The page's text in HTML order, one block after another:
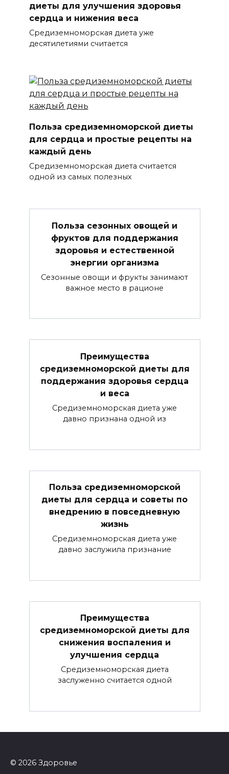
диеты для улучшения здоровья
сердца и нижения веса
Средиземноморская диета уже
десятилетиями считается
Польза средиземноморской диеты
для сердца и простые рецепты на
каждый день
Средиземноморская диета считается
одной из самых полезных
Польза сезонных овощей и
фруктов для поддержания
здоровья и естественной
энергии организма
Сезонные овощи и фрукты занимают
важное место в рационе
Преимущества
средиземноморской диеты для
поддержания здоровья сердца
и веса
Средиземноморская диета уже
давно признана одной из
Польза средиземноморской
диеты для сердца и советы по
внедрению в повседневную
жизнь
Средиземноморская диета уже
давно заслужила признание
Преимущества
средиземноморской диеты для
снижения воспаления и
улучшения сердца
Средиземноморская диета
заслуженно считается одной
© 2026 Здоровье